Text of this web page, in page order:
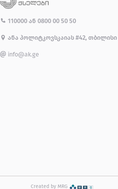
110000 ან 0800 00 50 50
ანა პოლიტკოვსკაიას #42, თბილისი
info@ak.ge
Created by MRG